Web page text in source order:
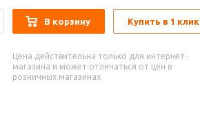
В корзину Купить в 1 клик
Цена действительна только для интернет-
магазина и может отличаться от цен в
розничных магазинах